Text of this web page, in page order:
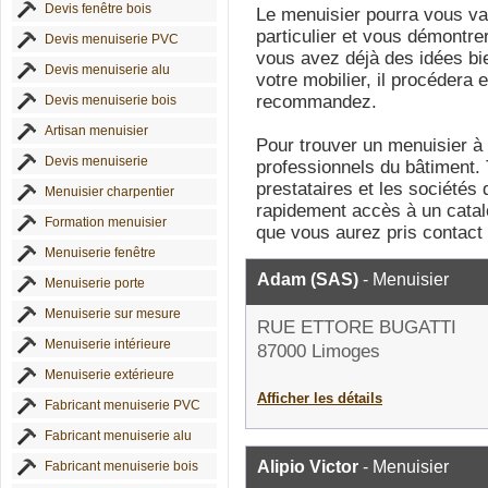
Devis fenêtre bois
Devis menuiserie PVC
Devis menuiserie alu
Devis menuiserie bois
Artisan menuisier
Devis menuiserie
Menuisier charpentier
Formation menuisier
Menuiserie fenêtre
Menuiserie porte
Menuiserie sur mesure
Menuiserie intérieure
Menuiserie extérieure
Fabricant menuiserie PVC
Fabricant menuiserie alu
Fabricant menuiserie bois
Le menuisier pourra vous
particulier et vous
vous avez déjà des idées
votre mobilier, il procédera
recommandez.
Pour trouver un menuisier
professionnels du
prestataires et les sociétés
rapidement accès à un
que vous aurez pris
Adam (SAS) - Menuisier
RUE ETTORE BUGATTI
87000 Limoges
Afficher les détails
Alipio Victor - Menuisier